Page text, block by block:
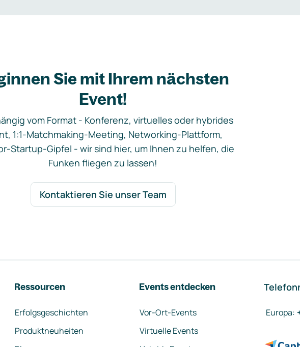
Sie mit Ihrem nächsten
Event!
vom Format - Konferenz, virtuelles oder hybrides
1:1-Matchmaking-Meeting, Networking-Plattform,
Startup-Gipfel - wir sind hier, um Ihnen zu helfen, die
Funken fliegen zu lassen!
Kontaktieren Sie unser Team
Ressourcen
Erfolgsgeschichten
Produktneuheiten
Events entdecken
Vor-Ort-Events
Virtuelle Events
Europa: